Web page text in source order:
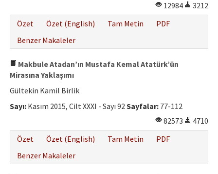
12984
3212
Özet
Özet (English) Tam Metin
PDF
Benzer Makaleler
Makbule Atadan’ın Mustafa Kemal Atatürk’ün
Mirasına Yaklaşımı
Gültekin Kamil Birlik
Sayı: Kasım 2015, Cilt XXXI - Sayı 92Sayfalar: 77-112
82573
4710
Özet
Özet (English) Tam Metin
PDF
Benzer Makaleler